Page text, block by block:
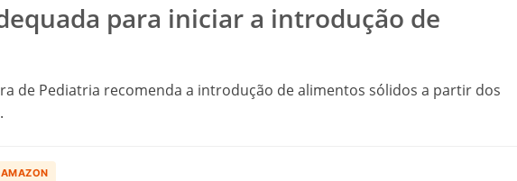
para iniciar a introdução de
de Pediatria recomenda a introdução de alimentos sólidos a partir dos
AMAZON